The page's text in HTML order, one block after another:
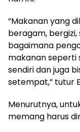
“Makanan yang
beragam,
bagaimana
makanan seperti
sendiri dan juga
setempat,” tutur
Menurutnya,
memang harus